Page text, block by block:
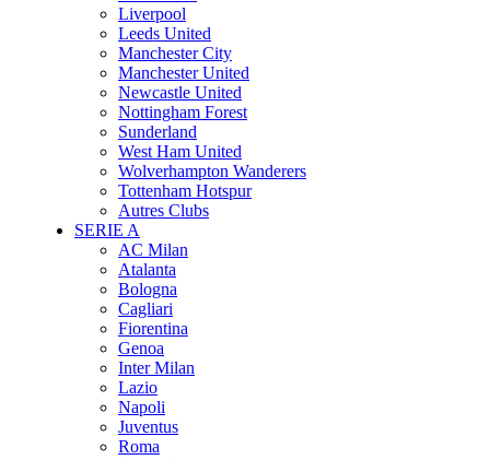
Liverpool
Leeds United
Manchester City
Manchester United
Newcastle United
Nottingham Forest
Sunderland
West Ham United
Wolverhampton Wanderers
Tottenham Hotspur
Autres Clubs
SERIE A
AC Milan
Atalanta
Bologna
Cagliari
Fiorentina
Genoa
Inter Milan
Lazio
Napoli
Juventus
Roma